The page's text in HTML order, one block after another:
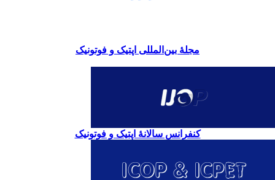
مجلۀ بین‌المللی اپتیک و فوتونیک
کنفرانس سالانۀ اپتیک و فوتونیک